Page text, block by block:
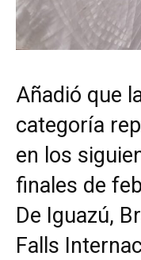
Añadió que
categoría
en los
finales de
De Iguazú,
Falls